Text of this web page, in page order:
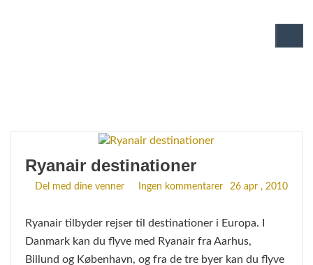
Ryanair destinationer
26 apr , 2010
Ingen kommentarer
Del med dine venner
Ryanair tilbyder rejser til destinationer i Europa. I
Danmark kan du flyve med Ryanair fra Aarhus,
Billund og København, og fra de tre byer kan du flyve